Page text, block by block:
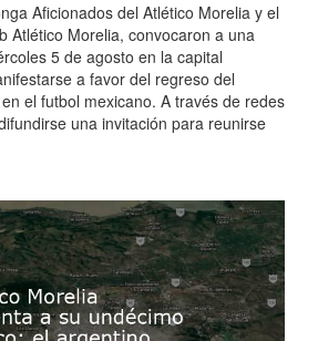
Aficionados del Atlético Morelia y el
Atlético Morelia, convocaron a una
5 de agosto en la capital
a favor del regreso del
el futbol mexicano. A través de redes
una invitación para reunirse